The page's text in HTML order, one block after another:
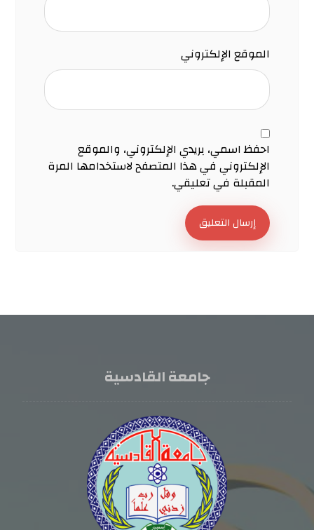
الموقع الإلكتروني
احفظ اسمي، بريدي الإلكتروني، والموقع
الإلكتروني في هذا المتصفح لاستخدامها المرة
المقبلة في تعليقي.
إرسال التعليق
جامعة القادسية